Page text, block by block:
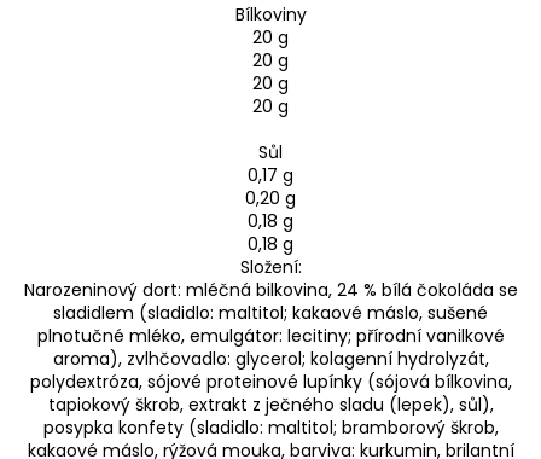
Bílkoviny
20 g
20 g
20 g
20 g
Sůl
0,17 g
0,20 g
0,18 g
0,18 g
Složení:
Narozeninový dort: mléčná bilkovina, 24 % bílá čokoláda se
sladidlem (sladidlo: maltitol; kakaové máslo, sušené
plnotučné mléko, emulgátor: lecitiny; přírodní vanilkové
aroma), zvlhčovadlo: glycerol; kolagenní hydrolyzát,
polydextróza, sójové proteinové lupínky (sójová bílkovina,
tapiokový škrob, extrakt z ječného sladu (lepek), sůl),
posypka konfety (sladidlo: maltitol; bramborový škrob,
kakaové máslo, rýžová mouka, barviva: kurkumin, brilantní